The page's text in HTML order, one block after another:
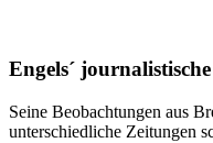
Engels´
Seine Beobachtungen aus
unterschiedliche Zeitungen